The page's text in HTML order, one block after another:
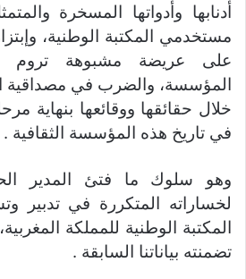
أدنابها وأدواتها المسخرة
مستخدمي المكتبة الوطنية،
على عريضة مشبوهة تروم
المؤسسة، والضرب في مصداقية
خلال حقائقها ووقائعها بنهاية
في تاريخ هذه المؤسسة الثقافية .
وهو سلوك ما فتئ المدير
لخساراته المتكررة في تدبير
المكتبة الوطنية للمملكة
تضمنته بياناتنا السابقة .